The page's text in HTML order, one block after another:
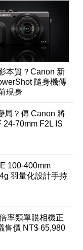
本質？Canon 新
隨身機傳
現身
局？傳 Canon 將
24-70mm F2L IS
100-400mm
羽量化設計手持
率類單眼相機正
售價 NT$ 65,980